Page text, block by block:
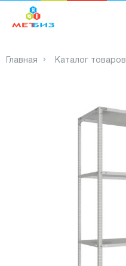
Главная Каталог товаров